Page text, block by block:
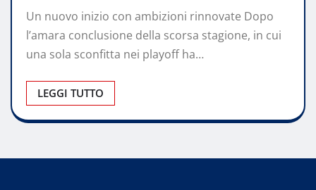
Un nuovo inizio con ambizioni rinnovate Dopo
l’amara conclusione della scorsa stagione, in cui
una sola sconfitta nei playoff ha…
LEGGI TUTTO